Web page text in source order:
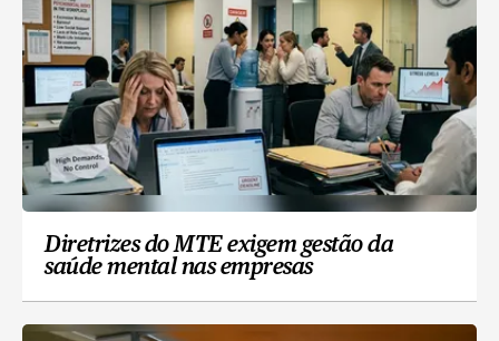
Diretrizes do MTE exigem gestão da
saúde mental nas empresas